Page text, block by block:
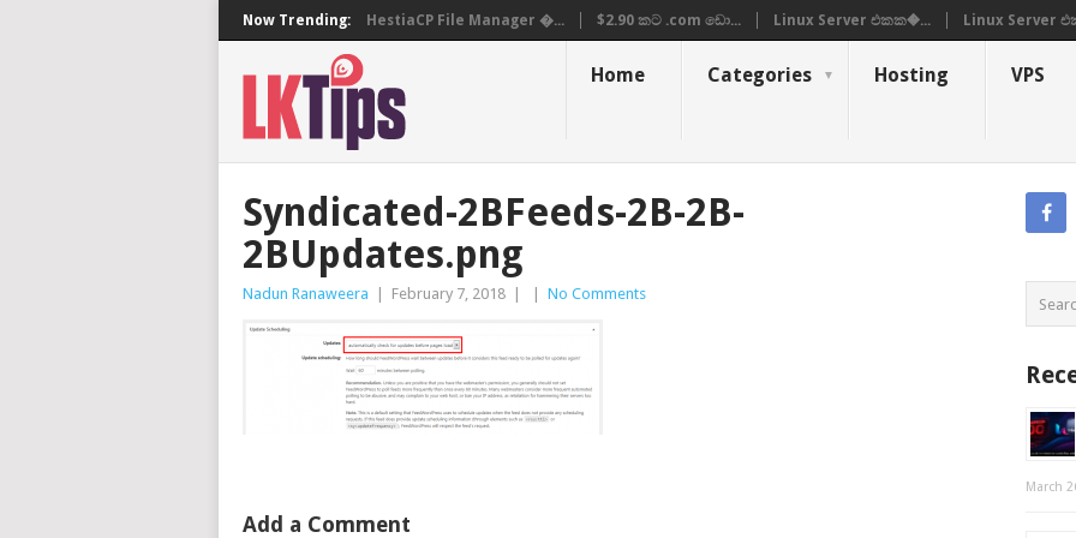
Now Trending: HestiaCP File Manager �... $2.90 කට .com ඩො... Linux Server එකක�... Linux Server
Home Categories Hosting VPS
Syndicated-2BFeeds-2B-2B-
2BUpdates.png
Nadun Ranaweera February 7, 2018 No Comments
Add a Comment
March